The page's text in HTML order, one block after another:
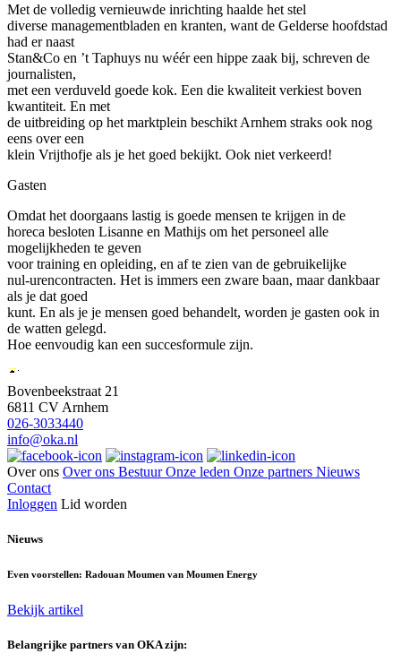
Met de volledig vernieuwde inrichting haalde het stel
diverse managementbladen en kranten, want de Gelderse hoofdstad
had er naast
Stan&Co en ’t Taphuys nu wéér een hippe zaak bij, schreven de
journalisten,
met een verduveld goede kok. Een die kwaliteit verkiest boven
kwantiteit. En met
de uitbreiding op het marktplein beschikt Arnhem straks ook nog
eens over een
klein Vrijthofje als je het goed bekijkt. Ook niet verkeerd!
Gasten
Omdat het doorgaans lastig is goede mensen te krijgen in de
horeca besloten Lisanne en Mathijs om het personeel alle
mogelijkheden te geven
voor training en opleiding, en af te zien van de gebruikelijke
nul-urencontracten. Het is immers een zware baan, maar dankbaar
als je dat goed
kunt. En als je je mensen goed behandelt, worden je gasten ook in
de watten gelegd.
Hoe eenvoudig kan een succesformule zijn.
Bovenbeekstraat 21
6811 CV Arnhem
026-3033440
info@oka.nl
Over ons Over ons BestuurOnze leden Onze partners Nieuws
Contact
Inloggen Lid worden
Nieuws
Even voorstellen: Radouan Moumen van Moumen Energy
Bekijk artikel
Belangrijke partners van OKA zijn: